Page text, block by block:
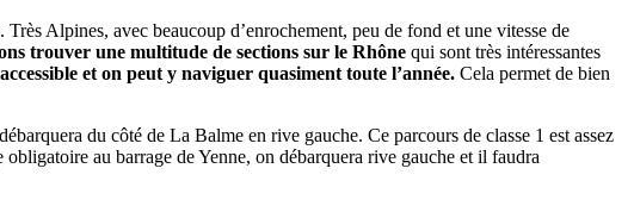
. Très Alpines, avec beaucoup d’enrochement, peu de fond et une vitesse de
trouver une multitude de sections sur le Rhône qui sont très intéressantes
et on peut y naviguer quasiment toute l’année. Cela permet de bien
du côté de La Balme en rive gauche. Ce parcours de classe 1 est assez
au barrage de Yenne, on débarquera rive gauche et il faudra